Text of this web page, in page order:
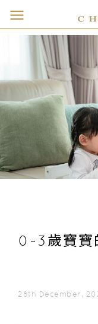
0~3歲寶寶
28th December,